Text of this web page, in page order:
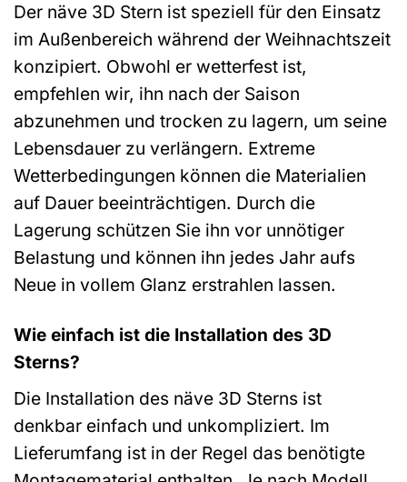
Der näve 3D Stern ist speziell für den Einsatz
im Außenbereich während der Weihnachtszeit
konzipiert. Obwohl er wetterfest ist,
empfehlen wir, ihn nach der Saison
abzunehmen und trocken zu lagern, um seine
Lebensdauer zu verlängern. Extreme
Wetterbedingungen können die Materialien
auf Dauer beeinträchtigen. Durch die
Lagerung schützen Sie ihn vor unnötiger
Belastung und können ihn jedes Jahr aufs
Neue in vollem Glanz erstrahlen lassen.
Wie einfach ist die Installation des 3D
Sterns?
Die Installation des näve 3D Sterns ist
denkbar einfach und unkompliziert. Im
Lieferumfang ist in der Regel das benötigte